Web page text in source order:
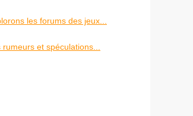
les forums des jeux...
rumeurs et spéculations...